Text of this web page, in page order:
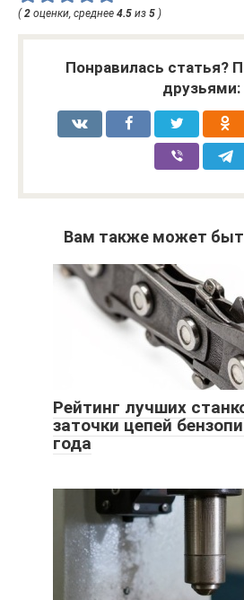
(2 оценки, среднее 4.5 из 5 )
Понравилась статья?
друзьями:
Вам также может
Рейтинг лучших
заточки цепей
года